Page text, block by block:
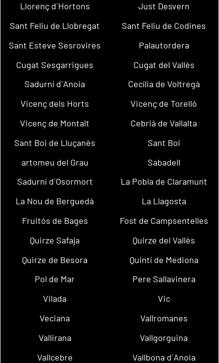
Llorenç d´Hortons
Just Desvern
Sant Feliu de Llobregat
Sant Feliu de Codines
Sant Esteve Sesrovires
Palautordera
Cugat Sesgarrigues
Cugat del Vallès
Sadurní d´Anoia
Cecília de Voltregà
Vicenç dels Horts
Vicenç de Torelló
Vicenç de Montalt
Cebrià de Vallalta
Sant Boi de Lluçanès
Sant Boi
artomeu del Grau
Sabadell
Sadurní d´Osormort
La Pobla de Claramunt
La Nou de Berguedà
La Llagosta
Fruitós de Bages
Fost de Campsentelles
Quirze Safaja
Quirze del Vallès
Quirze de Besora
Quintí de Mediona
Pol de Mar
Pere Sallavinera
Vilada
Vic
Veciana
Vallromanes
Vallirana
Vallgorguina
Vallcebre
Vallbona d´Anoia